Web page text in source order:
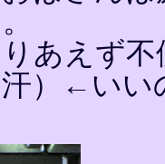
りあえず
汗）←い